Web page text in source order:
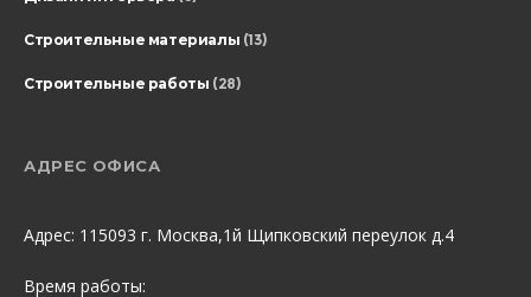
Строительные материалы (13)
Строительные работы (28)
АДРЕС ОФИСА
Адрес: 115093 г. Москва,1й Щипковский переулок д.4
Время работы: